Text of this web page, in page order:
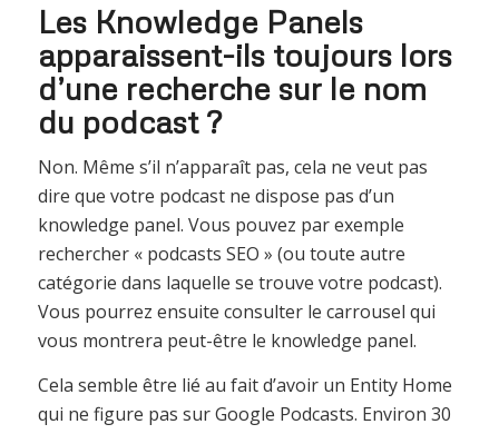
Les Knowledge Panels
apparaissent-ils toujours lors
d’une recherche sur le nom
du podcast ?
Non. Même s’il n’apparaît pas, cela ne veut pas
dire que votre podcast ne dispose pas d’un
knowledge panel. Vous pouvez par exemple
rechercher « podcasts SEO » (ou toute autre
catégorie dans laquelle se trouve votre podcast).
Vous pourrez ensuite consulter le carrousel qui
vous montrera peut-être le knowledge panel.
Cela semble être lié au fait d’avoir un Entity Home
qui ne figure pas sur Google Podcasts. Environ 30